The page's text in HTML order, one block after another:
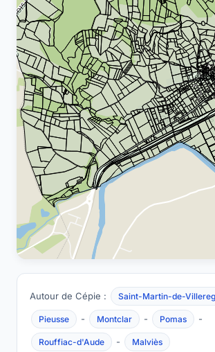
Autour de Cépie : Saint-Martin-de-
Pieusse - Montclar - Pomas -
Rouffiac-d'Aude - Malviès